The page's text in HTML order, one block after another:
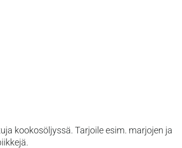
kookosöljyssä. Tarjoile esim. marjojen ja